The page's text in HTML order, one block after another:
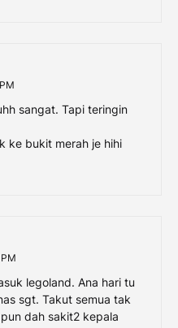
sangat. Tapi teringin
ke bukit merah je hihi
legoland. Ana hari tu
sgt. Takut semua tak
dah sakit2 kepala